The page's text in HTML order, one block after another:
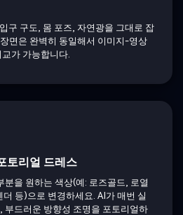
구 구도, 몸 포즈, 자연광을 그대로 잡
면은 완벽히 동일해서 이미지-영상
가 가능합니다.
토리얼 드레스
분을 원하는 색상(예: 로즈골드, 로열
등)으로 변경하세요. AI가 매번 실
부드러운 방향성 조명을 포토리얼하